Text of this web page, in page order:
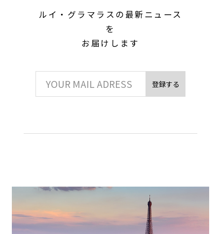
ルイ・グラマラスの最新ニュース
を
お届けします
登録する